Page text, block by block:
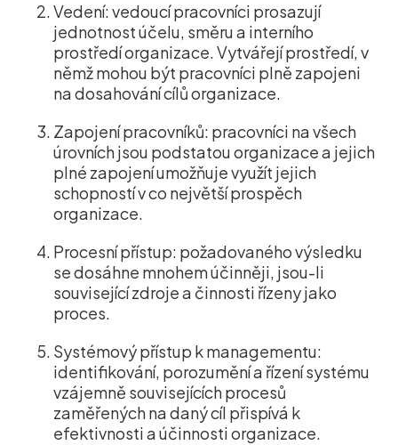
Vedení: vedoucí pracovníci prosazují
jednotnost účelu, směru a interního
prostředí organizace. Vytvářejí prostředí, v
němž mohou být pracovníci plně zapojeni
na dosahování cílů organizace.
Zapojení pracovníků: pracovníci na všech
úrovních jsou podstatou organizace a jejich
plné zapojení umožňuje využít jejich
schopností v co největší prospěch
organizace.
Procesní přístup: požadovaného výsledku
se dosáhne mnohem účinněji, jsou-li
související zdroje a činnosti řízeny jako
proces.
Systémový přístup k managementu:
identifikování, porozumění a řízení systému
vzájemně souvisejících procesů
zaměřených na daný cíl přispívá k
efektivnosti a účinnosti organizace.